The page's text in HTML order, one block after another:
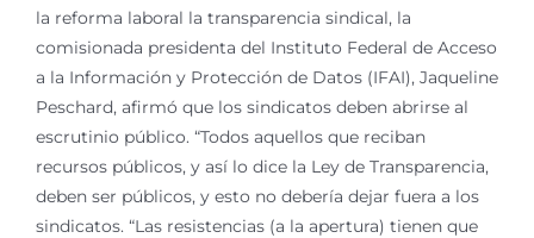
la reforma laboral la transparencia sindical, la
comisionada presidenta del Instituto Federal de Acceso
a la Información y Protección de Datos (IFAI), Jaqueline
Peschard, afirmó que los sindicatos deben abrirse al
escrutinio público. “Todos aquellos que reciban
recursos públicos, y así lo dice la Ley de Transparencia,
deben ser públicos, y esto no debería dejar fuera a los
sindicatos. “Las resistencias (a la apertura) tienen que